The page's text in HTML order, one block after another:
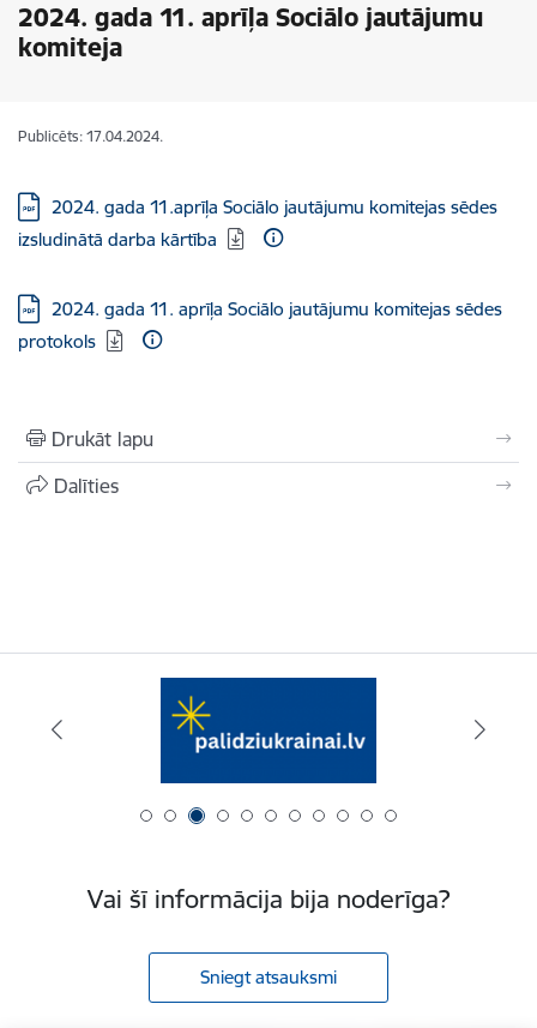
2024. gada 11. aprīļa Sociālo jautājumu
komiteja
Publicēts: 17.04.2024.
Lejupielādēt:
2024. gada 11.aprīļa Sociālo jautājumu komitejas sēdes
izsludinātā darba kārtība
Lejupielādēt:
2024. gada 11. aprīļa Sociālo jautājumu komitejas sēdes
protokols
Drukāt lapu
Dalīties
Vai šī informācija bija noderīga?
Sniegt atsauksmi